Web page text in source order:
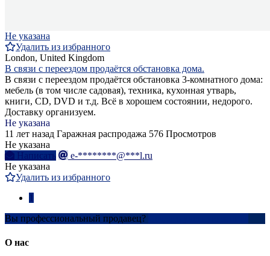
Не указана
Удалить из избранного
London, United Kingdom
В связи с переездом продаётся обстановка дома.
В связи с переездом продаётся обстановка 3-комнатного дома:
мебель (в том числе садовая), техника, кухонная утварь,
книги, CD, DVD и т.д. Всё в хорошем состоянии, недорого.
Доставку организуем.
Не указана
11 лет назад Гаражная распродажа 576 Просмотров
Не указана
Написать
e-********@***l.ru
Не указана
Удалить из избранного
1
Вы профессиональный продавец?
О нас